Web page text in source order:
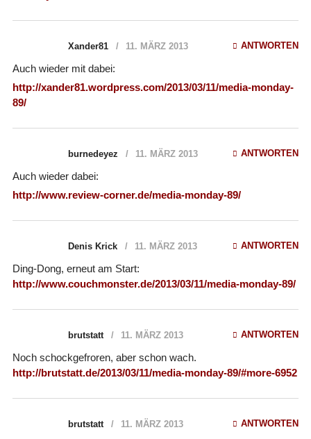
Xander81 11. MÄRZ 2013 ANTWORTEN
Auch wieder mit dabei:
http://xander81.wordpress.com/2013/03/11/media-monday-
89/
burnedeyez 11. MÄRZ 2013 ANTWORTEN
Auch wieder dabei:
http://www.review-corner.de/media-monday-89/
Denis Krick 11. MÄRZ 2013 ANTWORTEN
Ding-Dong, erneut am Start:
http://www.couchmonster.de/2013/03/11/media-monday-89/
brutstatt 11. MÄRZ 2013 ANTWORTEN
Noch schockgefroren, aber schon wach.
http://brutstatt.de/2013/03/11/media-monday-89/#more-6952
brutstatt 11. MÄRZ 2013 ANTWORTEN